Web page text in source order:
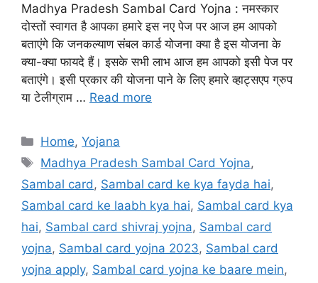
Madhya Pradesh Sambal Card Yojna : नमस्कार
दोस्तों स्वागत है आपका हमारे इस नए पेज पर आज हम आपको
बताएंगे कि जनकल्याण संबल कार्ड योजना क्या है इस योजना के
क्या-क्या फायदे हैं। इसके सभी लाभ आज हम आपको इसी पेज पर
बताएंगे। इसी प्रकार की योजना पाने के लिए हमारे व्हाट्सएप ग्रुप
या टेलीग्राम … Read more
Categories
Home,Yojana
Tags
Madhya Pradesh Sambal Card Yojna,
Sambal card , Sambal card ke kya fayda hai,
Sambal card ke laabh kya hai, Sambal card kya
hai, Sambal card shivraj yojna, Sambal card
yojna, Sambal card yojna 2023, Sambal card
yojna apply, Sambal card yojna ke baare mein,